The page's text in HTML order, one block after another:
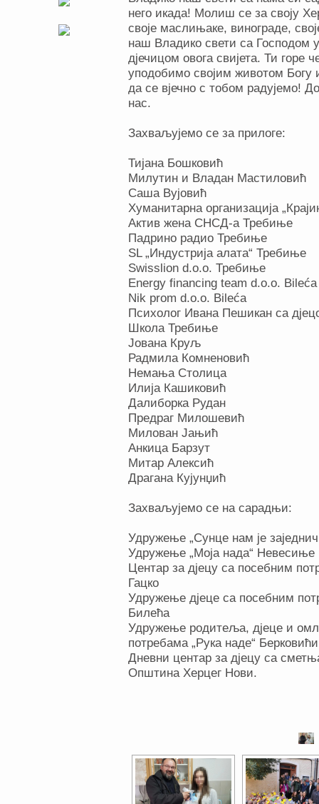
него икада! Молиш се за своју
своје маслињаке, винограде,
наш Владико свети са Господом
дјечицом овога свијета. Ти горе
уподобимо својим животом
да се вјечно с тобом радујемо!
нас.
Захваљујемо се за прилоге:
Тијана Бошковић
Милутин и Владан Мастиловић
Саша Вујовић
Хуманитарна организација
Актив жена СНСД-а Требиње
Падрино радио Требиње
SL „Индустрија алата“ Требиње
Swisslion d.o.o. Требиње
Energy financing team d.o.o. Bileća
Nik prom d.o.o. Bileća
Психолог Ивана Пешикан са
Школа Требиње
Јована Круљ
Радмила Комненовић
Немања Столица
Илија Кашиковић
Далиборка Рудан
Предраг Mилошевић
Милован Јањић
Анкица Барзут
Митар Алексић
Драгана Кујунџић
Захваљујемо се на сарадњи:
Удружење „Сунце нам је
Удружење „Моја нада“ Невесиње
Центар за дјецу са посебним
Гацко
Удружење дјеце са посебним
Билећа
Удружење родитеља, дјеце и
потребама „Рука наде“ Берковићи
Дневни центар за дјецу са
Општина Херцег Нови.